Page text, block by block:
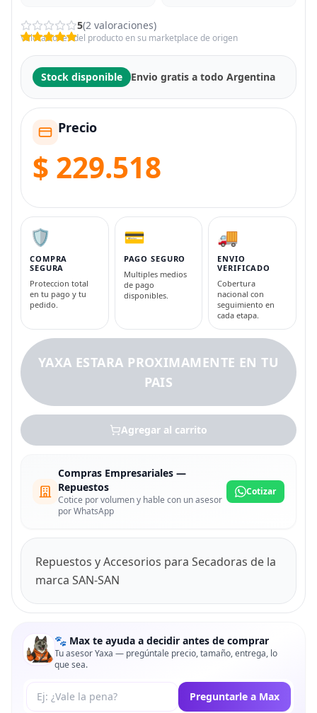
5(2 valoraciones)
Valoraciones del producto en su marketplace de origen
Stock disponible Envio gratis a todo Argentina
Precio
$ 229.518
🛡️
COMPRA
SEGURA
Proteccion total
en tu pago y tu
pedido.
💳
PAGO SEGURO
Multiples medios
de pago
disponibles.
🚚
ENVIO
VERIFICADO
Cobertura
nacional con
seguimiento en
cada etapa.
YAXA ESTARA PROXIMAMENTE EN TU
PAIS
Agregar al carrito
Compras Empresariales —
Repuestos
Cotice por volumen y hable con un asesor
por WhatsApp
Cotizar
Repuestos y Accesorios para Secadoras de la
marca SAN-SAN
🐾 Max te ayuda a decidir antes de comprar
Tu asesor Yaxa — pregúntale precio, tamaño, entrega, lo
que sea.
Tu pregunta a Max Preguntarle a Max